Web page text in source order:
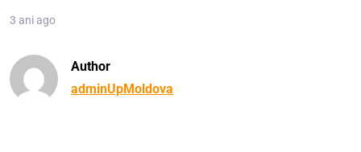
3 ani ago
Author
adminUpMoldova